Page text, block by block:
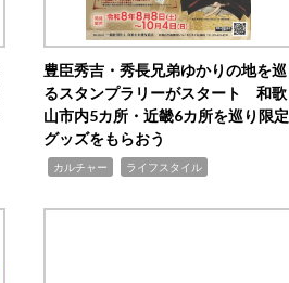
豊臣秀吉・秀長兄弟ゆかりの地を巡
るスタンプラリーがスタート 和歌
山市内5カ所・近畿6カ所を巡り限定
グッズをもらおう
カルチャー ライフスタイル